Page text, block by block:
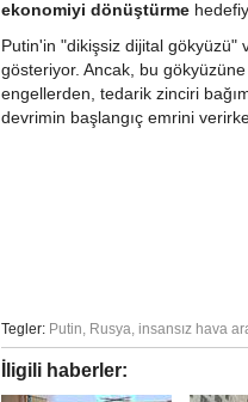
ekonomiyi dönüştürme
Putin'in "dikişsiz dijital gökyüzü"
gösteriyor. Ancak, bu
engellerden, tedarik zinciri
devrimin başlangıç emrini
Tegler: Putin, Rusya, insansız hava
İligili haberler: